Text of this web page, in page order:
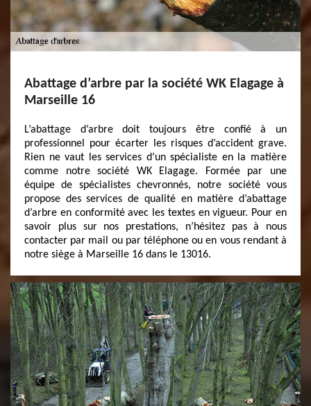
Abattage d’arbre par la société WK Elagage à
Marseille 16
L’abattage d’arbre doit toujours être confié à un
professionnel pour écarter les risques d’accident grave.
Rien ne vaut les services d’un spécialiste en la matière
comme notre société WK Elagage. Formée par une
équipe de spécialistes chevronnés, notre société vous
propose des services de qualité en matière d’abattage
d’arbre en conformité avec les textes en vigueur. Pour en
savoir plus sur nos prestations, n’hésitez pas à nous
contacter par mail ou par téléphone ou en vous rendant à
notre siège à Marseille 16 dans le 13016.